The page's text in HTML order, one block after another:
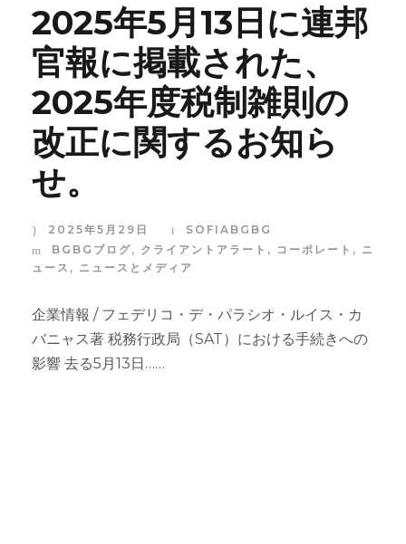
2025年5月13日に連邦
官報に掲載された、
2025年度税制雑則の
改正に関するお知ら
せ。
2025年5月29日
SOFIABGBG
BGBGブログ, クライアントアラート , コーポレート , ニ
ュース , ニュースとメディア
企業情報 / フェデリコ・デ・パラシオ・ルイス・カ
バニャス著 税務行政局（SAT）における手続きへの
影響 去る5月13日……